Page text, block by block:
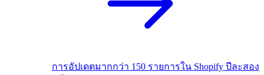
การอัปเดตมากกว่า 150 รายการใน Shopify ปีละสอง